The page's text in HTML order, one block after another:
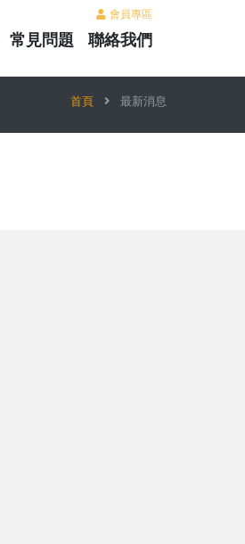
會員專區
常見問題 聯絡我們
首頁 最新消息